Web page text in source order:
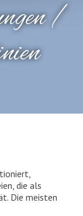
/
die als
Die meisten